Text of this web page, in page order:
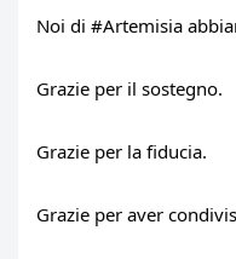
Noi di #Artemisia
Grazie per il sostegno.
Grazie per la fiducia.
Grazie per aver